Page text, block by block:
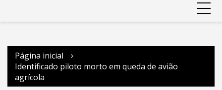
Página inicial
Identificado piloto morto em queda de avião
agrícola